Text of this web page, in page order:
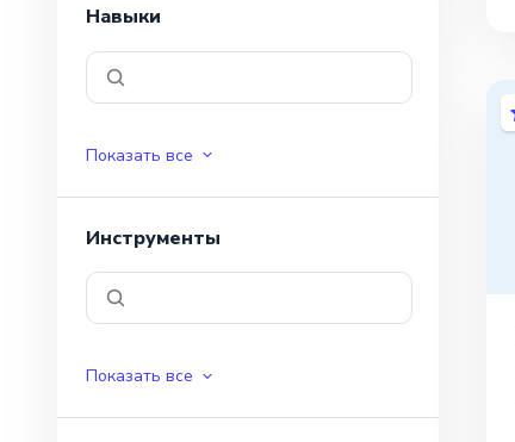
Навыки
Показать все
Инструменты
Показать все